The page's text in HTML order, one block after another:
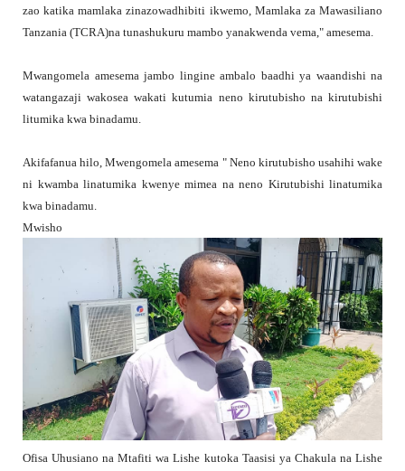
zao katika mamlaka zinazowadhibiti ikwemo, Mamlaka za Mawasiliano
Tanzania (TCRA)na tunashukuru mambo yanakwenda vema," amesema.
Mwangomela amesema jambo lingine ambalo baadhi ya waandishi na
watangazaji wakosea wakati kutumia neno kirutubisho na kirutubishi
litumika kwa binadamu.
Akifafanua hilo, Mwengomela amesema " Neno kirutubisho usahihi wake
ni kwamba linatumika kwenye mimea na neno Kirutubishi linatumika
kwa binadamu.
Mwisho
Ofisa Uhusiano na Mtafiti wa Lishe kutoka Taasisi ya Chakula na Lishe